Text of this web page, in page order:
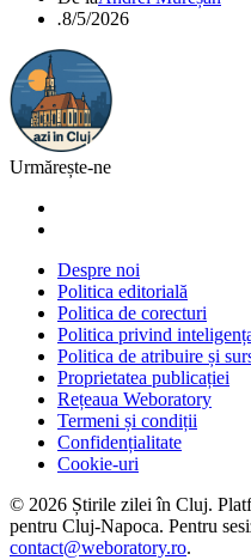
.8/5/2026
Urmărește-ne
Despre noi
Politica editorială
Politica de corecturi
Politica privind
Politica de atribuire și
Proprietatea publicației
Rețeaua Weboratory
Termeni și condiții
Confidențialitate
Cookie-uri
© 2026 Știrile zilei în Cluj.
pentru Cluj-Napoca. Pentru
contact@weboratory.ro.